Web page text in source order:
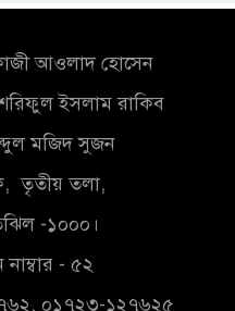
ইন্তেকাল
নতুন অধ্যায়
বর্তমানে স্থিতিশীল
উপযুক্ত সময়
আওলাদ হোসেন
শরিফুল ইসলাম রাকিব
মজিদ সুজন
তৃতীয় তলা,
-১০০০।
- ৫২
০১৭২৩-১২৭৬২৫